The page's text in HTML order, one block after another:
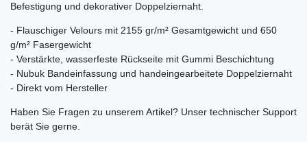
Befestigung und dekorativer Doppelziernaht.
- Flauschiger Velours mit 2155 gr/m² Gesamtgewicht und 650
g/m² Fasergewicht
- Verstärkte, wasserfeste Rückseite mit Gummi Beschichtung
- Nubuk Bandeinfassung und handeingearbeitete Doppelziernaht
- Direkt vom Hersteller
Haben Sie Fragen zu unserem Artikel? Unser technischer Support
berät Sie gerne.